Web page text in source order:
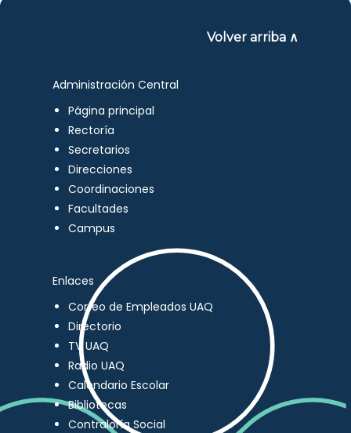
Volver arriba ∧
Administración Central
Página principal
Rectoría
Secretarios
Direcciones
Coordinaciones
Facultades
Campus
Enlaces
Correo de Empleados UAQ
Directorio
TV UAQ
Radio UAQ
Calendario Escolar
Bibliotecas
Contraloría Social